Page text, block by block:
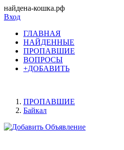
найдена-кошка.рф
Вход
ГЛАВНАЯ
НАЙДЕННЫЕ
ПРОПАВШИЕ
ВОПРОСЫ
+ДОБАВИТЬ
ПРОПАВШИЕ
Байкал